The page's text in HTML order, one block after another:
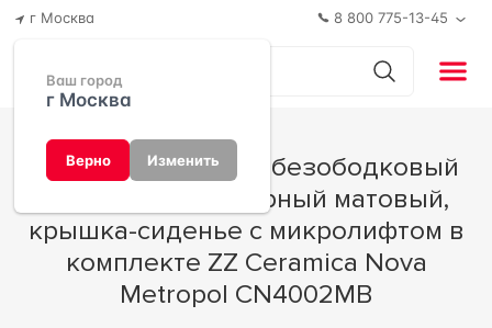
г Москва
Ваш город
г Москва
Верно Изменить
8 800 775-13-45
49x36.5x39 см, черный матовый,
крышка-сиденье с микролифтом в
комплекте ZZ Ceramica Nova
Metropol CN4002MB